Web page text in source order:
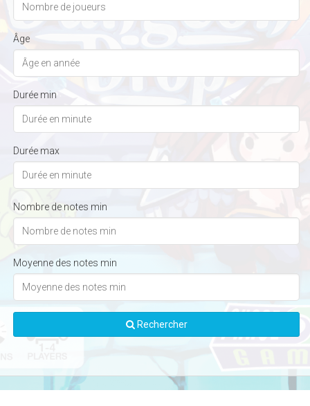
Âge
Durée min
Durée max
Nombre de notes min
Moyenne des notes min
Rechercher